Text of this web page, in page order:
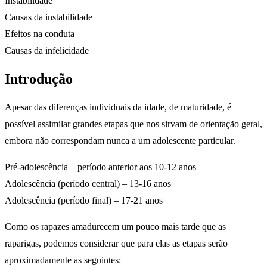
Causas da instabilidade
Efeitos na conduta
Causas da infelicidade
Introdução
Apesar das diferenças individuais da idade, de maturidade, é
possível assimilar grandes etapas que nos sirvam de orientação geral,
embora não correspondam nunca a um adolescente particular.
Pré-adolescência – período anterior aos 10-12 anos
Adolescência (período central) – 13-16 anos
Adolescência (período final) – 17-21 anos
Como os rapazes amadurecem um pouco mais tarde que as
raparigas, podemos considerar que para elas as etapas serão
aproximadamente as seguintes: